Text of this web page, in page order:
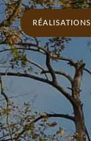
RÉALISATIONS